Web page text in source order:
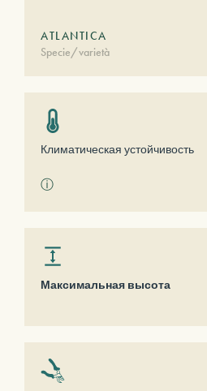
ATLANTICA
Specie/varietà
Климатическая устойчивость
ⓘ
Максимальная высота